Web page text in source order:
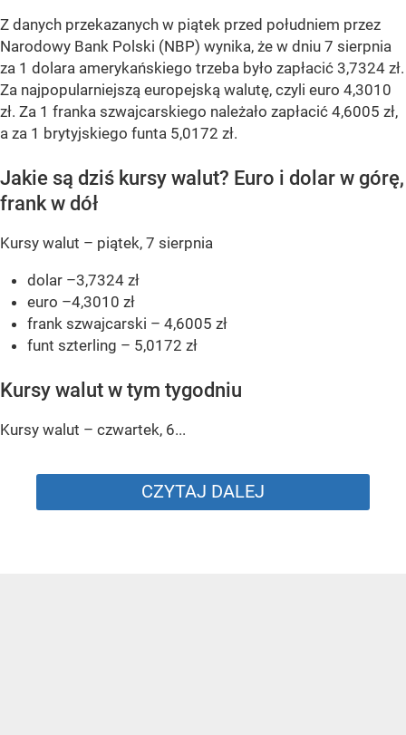
Z danych przekazanych w piątek przed południem przez
Narodowy Bank Polski (NBP) wynika, że w dniu 7 sierpnia
za 1 dolara amerykańskiego trzeba było zapłacić 3,7324 zł.
Za najpopularniejszą europejską walutę, czyli euro 4,3010
zł. Za 1 franka szwajcarskiego należało zapłacić 4,6005 zł,
a za 1 brytyjskiego funta 5,0172 zł.
Jakie są dziś kursy walut? Euro i dolar w górę,
frank w dół
Kursy walut – piątek, 7 sierpnia
dolar –3,7324 zł
euro –4,3010 zł
frank szwajcarski – 4,6005 zł
funt szterling – 5,0172 zł
Kursy walut w tym tygodniu
Kursy walut – czwartek, 6...
CZYTAJ DALEJ